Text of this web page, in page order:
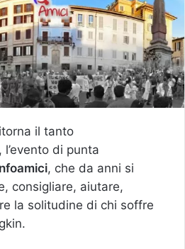
il tanto
, l’evento di punta
, che da anni si
consigliare, aiutare,
la solitudine di chi soffre